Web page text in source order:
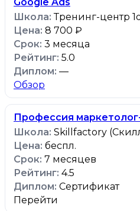
Тренинг-центр
8 700 ₽
3 месяца
5.0
—
Обзор
Профессия
Skillfactory
беспл.
7 месяцев
4.5
Сертификат
Перейти